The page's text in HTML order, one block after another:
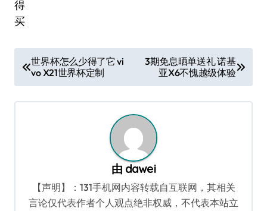
章
导
世界杯怎么少得了它 vi
vo X21世界杯定制
3期免息晒单送礼 诺基
亚X6不愧越级体验
由 dawei
【声明】：131手机网内容转载自互联网，其相关
言论仅代表作者个人观点绝非权威，不代表本站立